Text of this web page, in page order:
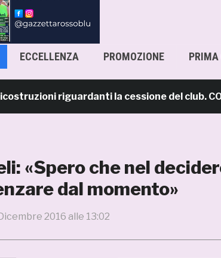
ECCELLENZA PROMOZIONE PRIMA
riguardanti la cessione del club.
«Spero che nel
dal momento»
2016 alle 13:02